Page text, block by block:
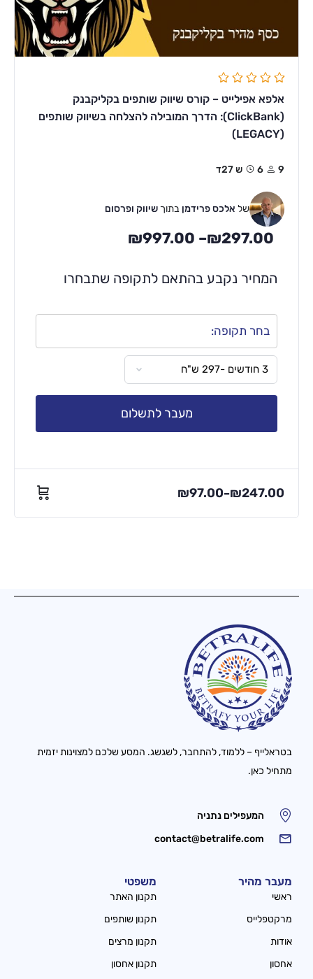
אלפא אפילייט – קורס שיווק שותפים בקליקבנק
(ClickBank): הדרך המובילה להצלחה בשיווק שותפים
(LEGACY)
9 6ש 27ד
של אלכס פרידמן בתוך שיווק ופרסום
₪297.00
–
₪997.00
המחיר נקבע בהתאם לתקופה שתבחרו
בחר תקופה:
מעבר לתשלום
₪97.00–₪247.00
בטראלייף – ללמוד, להתחבר, לשגשג. המסע שלכם למצוינות יזמית
מתחיל כאן.
המעפילים נתניה
contact@betralife.com
מעבר מהיר
ראשי
מרקטפלייס
אודות
אחסון
משפטי
תקנון האתר
תקנון שותפים
תקנון מרצים
תקנון אחסון